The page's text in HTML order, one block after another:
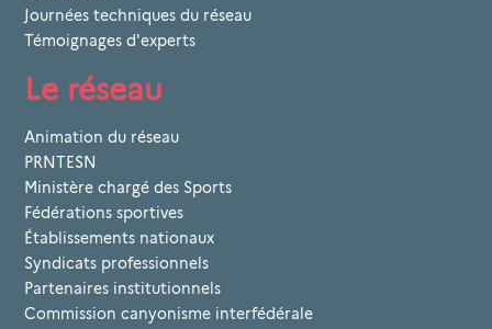
Journées techniques du réseau
Témoignages d'experts
Le réseau
Animation du réseau
PRNTESN
Ministère chargé des Sports
Fédérations sportives
Établissements nationaux
Syndicats professionnels
Partenaires institutionnels
Commission canyonisme interfédérale